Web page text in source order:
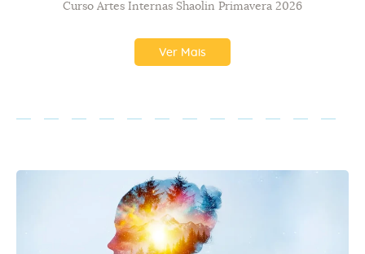
Curso Artes Internas Shaolin Primavera 2026
Ver Mais